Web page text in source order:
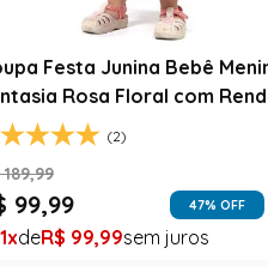
Festa Junina Bebê
Rosa Floral com
(2)
189,99
99,99 47% OFF
1 R$ 99,99